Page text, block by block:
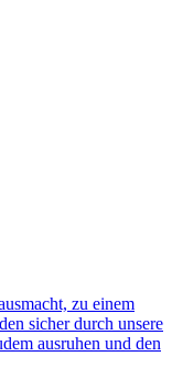
zu einem
sicher durch unsere
ausruhen und den